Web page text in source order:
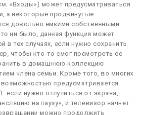
«Входы») может предусматриваться
а некоторые продвинутые
довольно емкими собственными
ни было, данная функция может
в тех случаях, если нужно сохранить
чтобы кто-то смог посмотреть ее
в домашнюю коллекцию
члена семьи. Кроме того, во многих
предусматривается
если нужно отлучиться от экрана,
на паузу», и телевизор начнет
можно продолжить